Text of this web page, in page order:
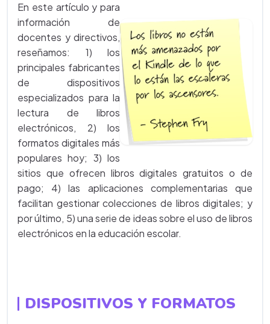
En este artículo y para
información de
docentes y directivos,
reseñamos: 1) los
principales fabricantes
de dispositivos
especializados para la
lectura de libros
electrónicos, 2) los
formatos digitales más
populares hoy; 3) los
sitios que ofrecen libros digitales gratuitos o de
pago; 4) las aplicaciones complementarias que
facilitan gestionar colecciones de libros digitales; y
por último, 5) una serie de ideas sobre el uso de libros
electrónicos en la educación escolar.
DISPOSITIVOS Y FORMATOS